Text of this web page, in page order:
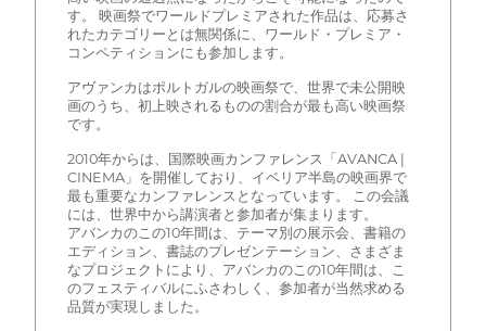
す。 映画祭でワールドプレミアされた作品は、応募さ
れたカテゴリーとは無関係に、ワールド・プレミア・
コンペティションにも参加します。
アヴァンカはポルトガルの映画祭で、世界で未公開映
画のうち、初上映されるものの割合が最も高い映画祭
です。
2010年からは、国際映画カンファレンス「AVANCA |
CINEMA」を開催しており、イベリア半島の映画界で
最も重要なカンファレンスとなっています。 この会議
には、世界中から講演者と参加者が集まります。
アバンカのこの10年間は、テーマ別の展示会、書籍の
エディション、書誌のプレゼンテーション、さまざま
なプロジェクトにより、アバンカのこの10年間は、こ
のフェスティバルにふさわしく、参加者が当然求める
品質が実現しました。